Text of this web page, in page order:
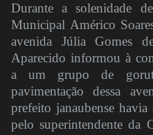
Durante a solenidade
Municipal Américo
avenida Júlia Gomes
Aparecido informou à
a um grupo de
pavimentação dessa
prefeito janaubense
pelo superintendente da